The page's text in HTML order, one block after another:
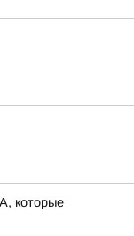
которые